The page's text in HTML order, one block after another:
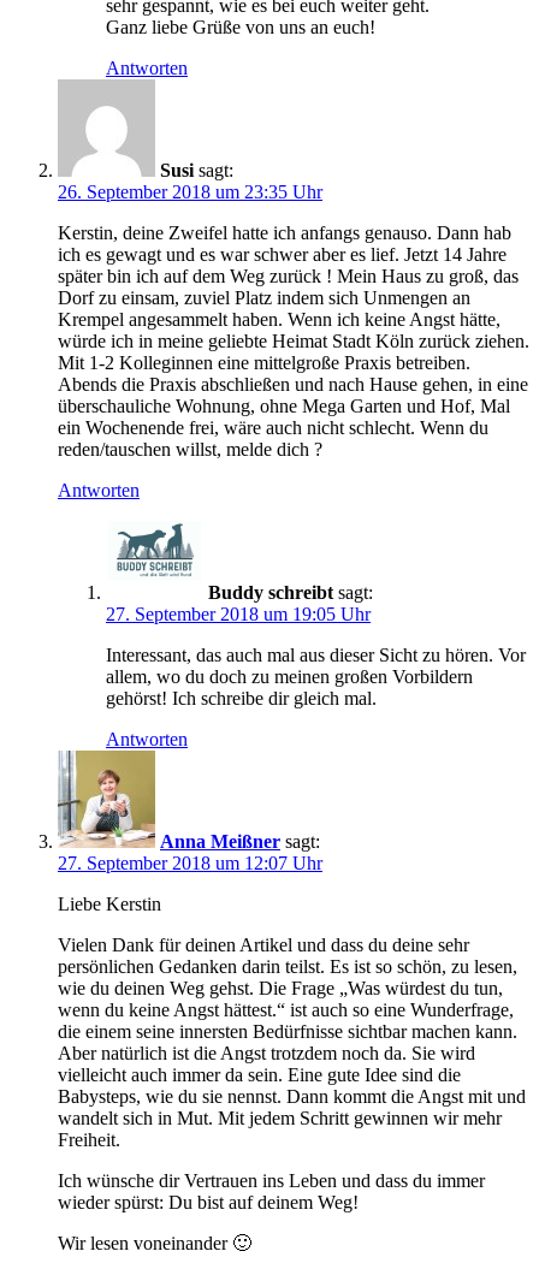
sehr gespannt, wie es bei euch weiter geht.
Ganz liebe Grüße von uns an euch!
Antworten
Susi sagt:
26. September 2018 um 23:35 Uhr
Kerstin, deine Zweifel hatte ich anfangs genauso. Dann hab
ich es gewagt und es war schwer aber es lief. Jetzt 14 Jahre
später bin ich auf dem Weg zurück ! Mein Haus zu groß, das
Dorf zu einsam, zuviel Platz indem sich Unmengen an
Krempel angesammelt haben. Wenn ich keine Angst hätte,
würde ich in meine geliebte Heimat Stadt Köln zurück ziehen.
Mit 1-2 Kolleginnen eine mittelgroße Praxis betreiben.
Abends die Praxis abschließen und nach Hause gehen, in eine
überschauliche Wohnung, ohne Mega Garten und Hof, Mal
ein Wochenende frei, wäre auch nicht schlecht. Wenn du
reden/tauschen willst, melde dich ?
Antworten
Buddy schreibt sagt:
27. September 2018 um 19:05 Uhr
Interessant, das auch mal aus dieser Sicht zu hören. Vor
allem, wo du doch zu meinen großen Vorbildern
gehörst! Ich schreibe dir gleich mal.
Antworten
Anna Meißner sagt:
27. September 2018 um 12:07 Uhr
Liebe Kerstin
Vielen Dank für deinen Artikel und dass du deine sehr
persönlichen Gedanken darin teilst. Es ist so schön, zu lesen,
wie du deinen Weg gehst. Die Frage „Was würdest du tun,
wenn du keine Angst hättest.“ ist auch so eine Wunderfrage,
die einem seine innersten Bedürfnisse sichtbar machen kann.
Aber natürlich ist die Angst trotzdem noch da. Sie wird
vielleicht auch immer da sein. Eine gute Idee sind die
Babysteps, wie du sie nennst. Dann kommt die Angst mit und
wandelt sich in Mut. Mit jedem Schritt gewinnen wir mehr
Freiheit.
Ich wünsche dir Vertrauen ins Leben und dass du immer
wieder spürst: Du bist auf deinem Weg!
Wir lesen voneinander 🙂